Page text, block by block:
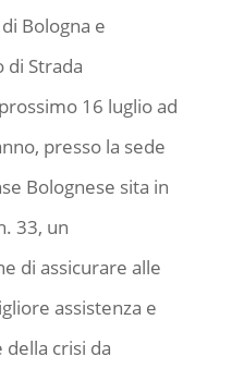
Bologna e
di Strada
16 luglio ad
presso la sede
Bolognese sita in
33, un
di assicurare alle
assistenza e
crisi da